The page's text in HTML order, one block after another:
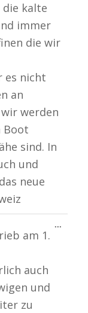
die kalte
immer
die wir
es nicht
an
werden
Boot
sind. In
und
neue
am 1.
auch
und
zu
...